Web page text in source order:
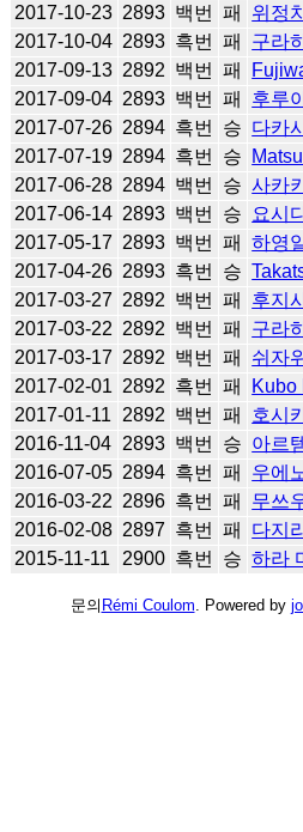
2017-10-23 2893 백번 패 위정치
2017-10-04 2893 흑번 패 구라
2017-09-13 2892 백번 패
2017-09-04 2893 백번 패 후루
2017-07-26 2894 흑번 승 다카
2017-07-19 2894 흑번 승
2017-06-28 2894 백번 승 사카
2017-06-14 2893 백번 승 요시
2017-05-17 2893 백번 패 하영
2017-04-26 2893 흑번 승
2017-03-27 2892 백번 패 후지
2017-03-22 2892 백번 패 구라
2017-03-17 2892 백번 패 쉬자
2017-02-01 2892 흑번 패 Kubo
2017-01-11
2892 백번 패 호시
2016-11-04 2893 백번 승 아르
2016-07-05 2894 흑번 패 우에
2016-03-22 2896 흑번 패 무쓰
2016-02-08 2897 흑번 패 다지
2015-11-11
2900 흑번 승 하라
문의 Rémi Coulom . Powered by